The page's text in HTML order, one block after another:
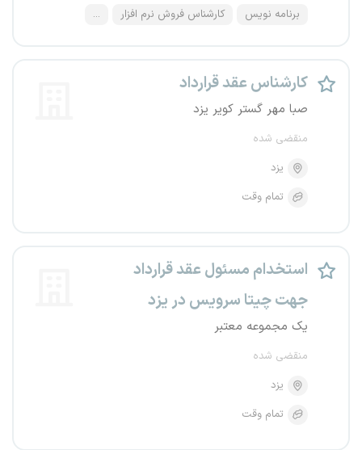
برنامه نویس کارشناس فروش نرم افزار ...
کارشناس عقد قرارداد
صبا مهر گستر کویر یزد
منقضی شده
یزد
تمام وقت
استخدام مسئول عقد قرارداد
جهت چیتا سرویس در یزد
یک مجموعه معتبر
منقضی شده
یزد
تمام وقت